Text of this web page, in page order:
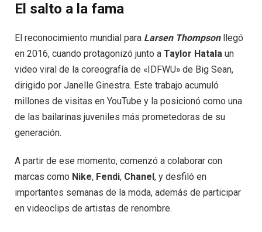
El salto a la fama
El reconocimiento mundial para Larsen Thompsonllegó
en 2016, cuando protagonizó junto a Taylor Hatala un
video viral de la coreografía de «IDFWU» de Big Sean,
dirigido por Janelle Ginestra. Este trabajo acumuló
millones de visitas en YouTube y la posicionó como una
de las bailarinas juveniles más prometedoras de su
generación.
A partir de ese momento, comenzó a colaborar con
marcas como Nike, Fendi, Chanel, y desfiló en
importantes semanas de la moda, además de participar
en videoclips de artistas de renombre.